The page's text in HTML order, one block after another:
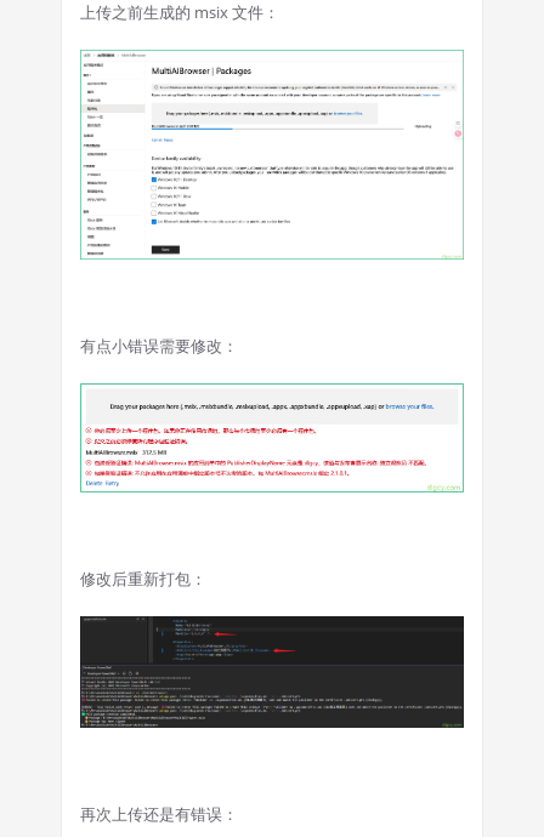
上传之前生成的 msix 文件：
有点小错误需要修改：
修改后重新打包：
再次上传还是有错误：